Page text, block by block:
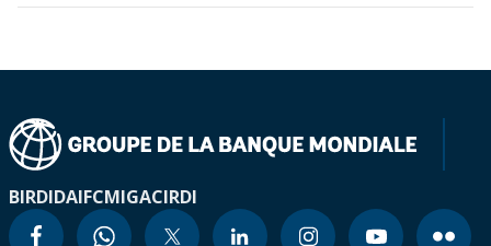
BIRDIDAIFCMIGACIRDI